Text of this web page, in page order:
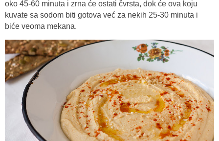
oko 45-60 minuta i zrna će ostati čvrsta, dok će ova koju
kuvate sa sodom biti gotova već za nekih 25-30 minuta i
biće veoma mekana.